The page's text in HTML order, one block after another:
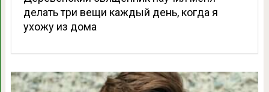
делать три вещи каждый день, когда я
ухожу из дома